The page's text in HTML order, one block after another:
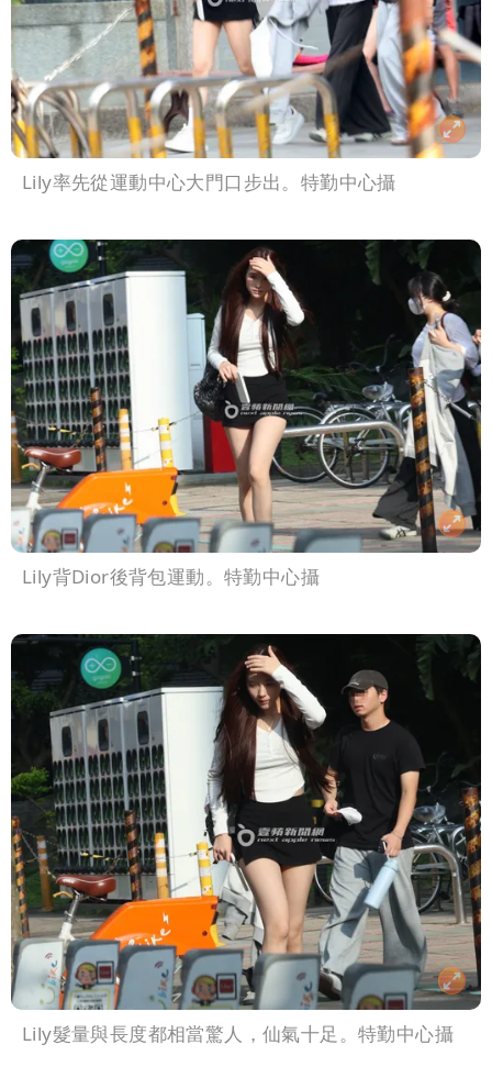
Lily率先從運動中心大門口步出。特勤中心攝
Lily背Dior後背包運動。特勤中心攝
Lily髮量與長度都相當驚人，仙氣十足。特勤中心攝